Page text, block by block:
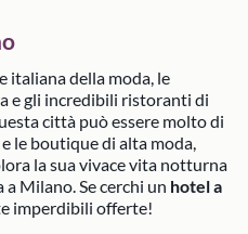
italiana della moda, le
e gli incredibili ristoranti di
città può essere molto di
le boutique di alta moda,
la sua vivace vita notturna
Milano. Se cerchi un hotel a
imperdibili offerte!